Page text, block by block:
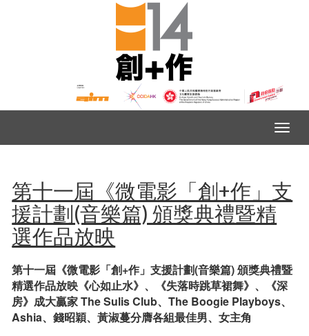
第十一屆《微電影「創+作」支
援計劃(音樂篇) 頒獎典禮暨精
選作品放映
第十一屆《微電影「創+作」支援計劃(音樂篇) 頒獎典禮暨
精選作品放映 《心如止水》、《失落時跳草裙舞》、《深
房》成大贏家The Sulis Club、The Boogie Playboys、
Ashia、錢昭穎、黃淑蔓分膺各組最佳男、女主角